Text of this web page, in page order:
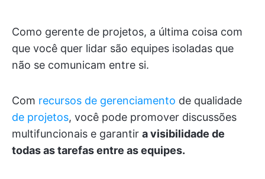
Como gerente de projetos, a última coisa com
que você quer lidar são equipes isoladas que
não se comunicam entre si.
Com recursos de gerenciamento de qualidade
de projetos, você pode promover discussões
multifuncionais e garantir a visibilidade de
todas as tarefas entre as equipes.